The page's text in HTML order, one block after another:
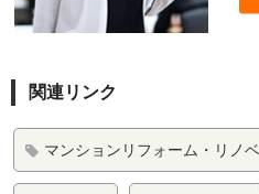
関連リンク
マンションリフォーム・リノ